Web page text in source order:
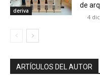
deriva
de
4
ARTÍCULOS DEL AUTOR